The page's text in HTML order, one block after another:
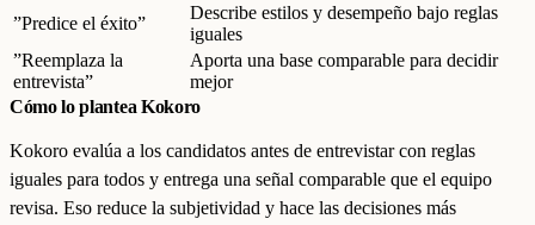
”Predice el éxito”
Describe estilos y desempeño bajo reglas
iguales
”Reemplaza la
entrevista”
Aporta una base comparable para decidir
mejor
Cómo lo plantea Kokoro
Kokoro evalúa a los candidatos antes de entrevistar con reglas
iguales para todos y entrega una señal comparable que el equipo
revisa. Eso reduce la subjetividad y hace las decisiones más